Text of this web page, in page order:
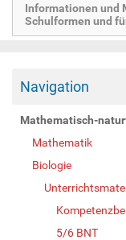
Informationen und
Schulformen und
Navigation
Mathematisch-
Mathematik
Biologie
5/6 BNT